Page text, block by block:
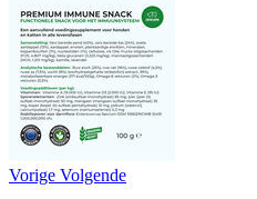
Vorige Volgende